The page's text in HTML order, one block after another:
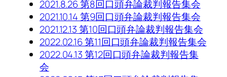
2021.8.26 第8回口頭弁論裁判報告集会
2021.10.14 第9回口頭弁論裁判報告集会
2021.12.13 第10回口頭弁論裁判報告集会
2022.02.16 第11回口頭弁論裁判報告集会
2022.04.13 第12回口頭弁論裁判報告集
会